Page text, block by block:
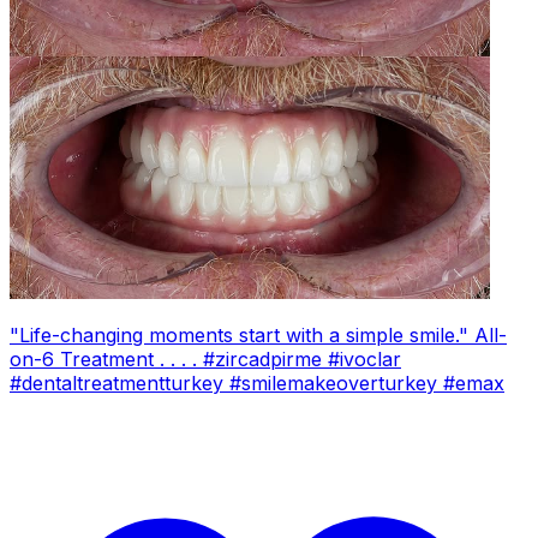
"Life-changing moments start with a simple smile." All-
on-6 Treatment . . . . #zircadpirme #ivoclar
#dentaltreatmentturkey #smilemakeoverturkey #emax